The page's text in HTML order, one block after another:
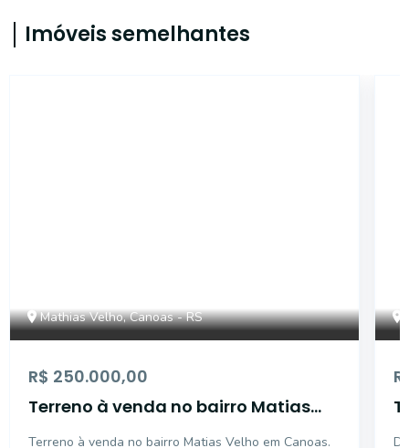
Imóveis semelhantes
Mathias Velho, Canoas - RS
R$ 250.000,00
Terreno à venda no bairro Matias
Terreno à venda no bairro Matias Velho em Canoas.